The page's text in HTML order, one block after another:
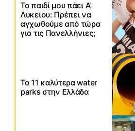
Το παιδί μου πάει Α’
Λυκείου: Πρέπει να
αγχωθούμε από τώρα
για τις Πανελλήνιες;
Τα 11 καλύτερα water
parks στην Ελλάδα